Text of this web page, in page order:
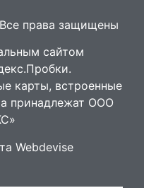
права защищены
сайтом
карты, встроенные
принадлежат ООО
Webdevise